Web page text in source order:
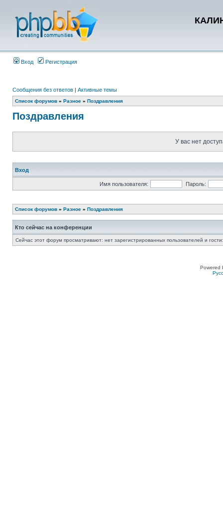
Вход Регистрация
Сообщения без ответов | Активные темы
Список форумов » Разное » Поздравления
Поздравления
У вас нет
Вход
Имя пользователя: Пароль:
Список форумов » Разное » Поздравления
Кто сейчас на конференции
Сейчас этот форум просматривают: нет зарегистрированных пользователей и
Powered